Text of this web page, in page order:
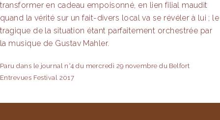
transformer en cadeau empoisonné, en lien filial maudit
quand la vérité sur un fait-divers local va se révéler à lui ; le
tragique de la situation étant parfaitement orchestrée par
la musique de Gustav Mahler.
Paru dans le journal n°4 du mercredi 29 novembre du Belfort
Entrevues Festival 2017